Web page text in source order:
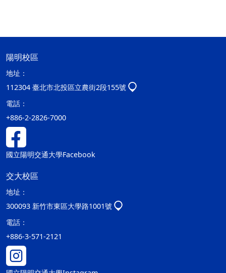
陽明校區
地址：
112304 臺北市北投區立農街2段155號
電話：
+886-2-2826-7000
國立陽明交通大學Facebook
交大校區
地址：
300093 新竹市東區大學路1001號
電話：
+886-3-571-2121